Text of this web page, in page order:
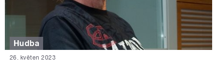
Hudba
26. květen 2023